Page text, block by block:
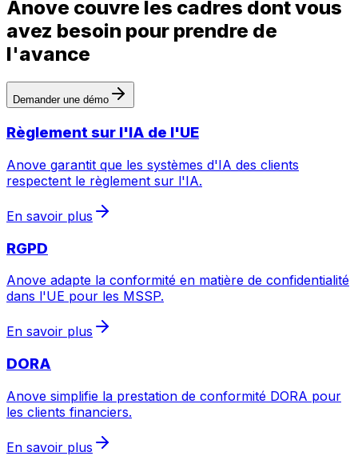
Anove couvre les cadres dont vous
avez besoin pour prendre de
l'avance
Demander une démo
Règlement sur l'IA de l'UE
Anove garantit que les systèmes d'IA des clients
respectent le règlement sur l'IA.
En savoir plus
RGPD
Anove adapte la conformité en matière de confidentialité
dans l'UE pour les MSSP.
En savoir plus
DORA
Anove simplifie la prestation de conformité DORA pour
les clients financiers.
En savoir plus